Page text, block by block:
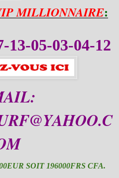
MILLIONNAIRE:
13-05-03-04-12
SOIT 196000FRS CFA.